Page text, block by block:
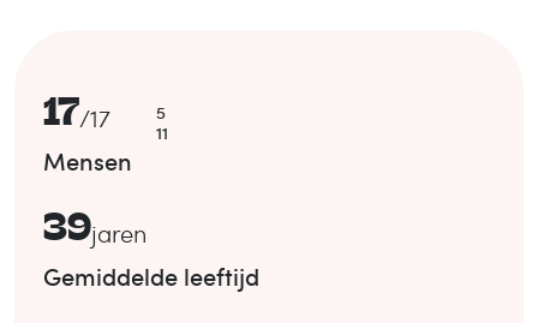
17/17
5
11
Mensen
39jaren
Gemiddelde leeftijd